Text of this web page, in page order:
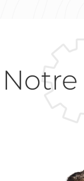
Notre